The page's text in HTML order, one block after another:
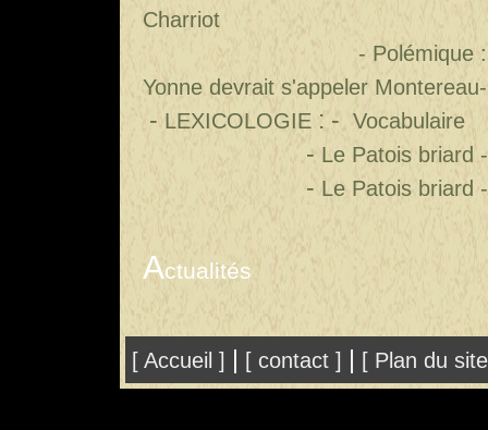
Charriot
- Polémique
Yonne devrait s'appeler
-LEXICOLOGIE : - Vocabulaire
- Le Patois briard
- Le Patois briard
Actualités
[ Accueil ] | [ contact ] | [ Plan du